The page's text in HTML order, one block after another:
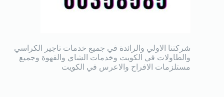
شركتنا الاولي والرائدة في جميع خدمات تاجير الكراسي
والطاولات في الكويت وخدمات الشاي والقهوة وجميع
مستلزمات الافراح والاعرس في الكويت